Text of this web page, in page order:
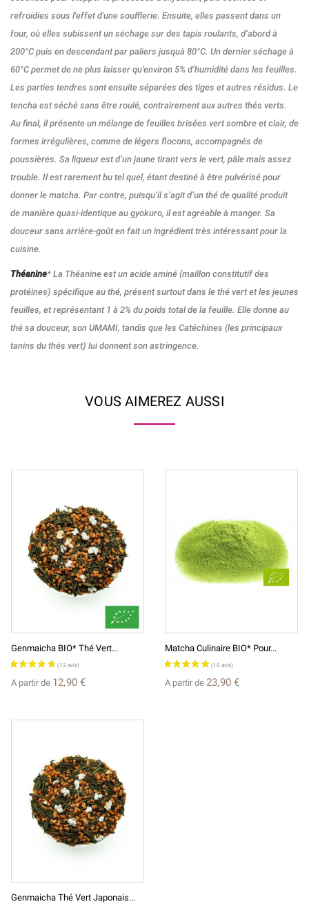
refroidies sous l'effet d'une soufflerie. Ensuite, elles passent dans un
four, où elles subissent un séchage sur des tapis roulants, d’abord à
200°C puis en descendant par paliers jusquà 80°C. Un dernier séchage à
60°C permet de ne plus laisser qu’environ 5% d’humidité dans les feuilles.
Les parties tendres sont ensuite séparées des tiges et autres résidus. Le
tencha est séché sans être roulé, contrairement aux autres thés verts.
Au final, il présente un mélange de feuilles brisées vert sombre et clair, de
formes irrégulières, comme de légers flocons, accompagnés de
poussières. Sa liqueur est d’un jaune tirant vers le vert, pâle mais assez
trouble. Il est rarement bu tel quel, étant destiné à être pulvérisé pour
donner le matcha. Par contre, puisqu’il s’agit d’un thé de qualité produit
de manière quasi-identique au gyokuro, il est agréable à manger. Sa
douceur sans arrière-goût en fait un ingrédient très intéressant pour la
cuisine.
Théanine* La Théanine est un acide aminé (maillon constitutif des
protéines) spécifique au thé, présent surtout dans le thé vert et les jeunes
feuilles, et représentant 1 à 2% du poids total de la feuille. Elle donne au
thé sa douceur, son UMAMI, tandis que les Catéchines (les principaux
tanins du thés vert) lui donnent son astringence.
VOUS AIMEREZ AUSSI
Genmaicha BIO* Thé Vert...
A partir de 12,90 €
Matcha Culinaire BIO* Pour...
A partir de 23,90 €
Genmaicha Thé Vert Japonais...